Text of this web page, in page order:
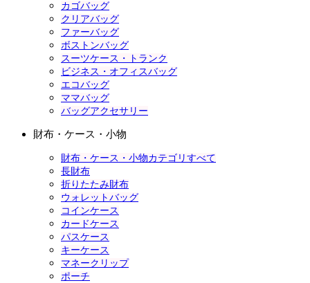
カゴバッグ
クリアバッグ
ファーバッグ
ボストンバッグ
スーツケース・トランク
ビジネス・オフィスバッグ
エコバッグ
ママバッグ
バッグアクセサリー
財布・ケース・小物
財布・ケース・小物カテゴリすべて
長財布
折りたたみ財布
ウォレットバッグ
コインケース
カードケース
パスケース
キーケース
マネークリップ
ポーチ